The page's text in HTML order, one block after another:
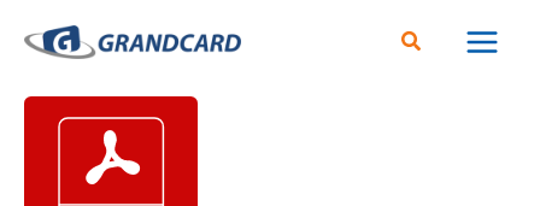
para